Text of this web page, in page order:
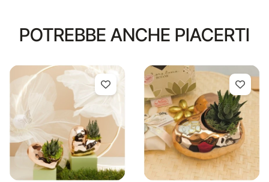
POTREBBE ANCHE PIACERTI